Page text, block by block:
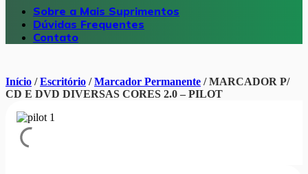
Sobre a Mais Suprimentos
Dúvidas Frequentes
Contato
Início /Escritório /Marcador Permanente / MARCADOR P/
CD E DVD DIVERSAS CORES 2.0 – PILOT